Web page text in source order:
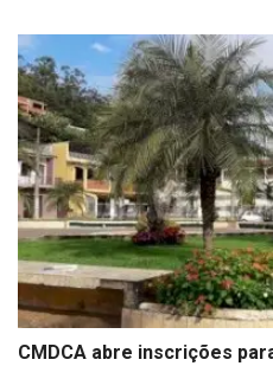
CMDCA abre inscrições